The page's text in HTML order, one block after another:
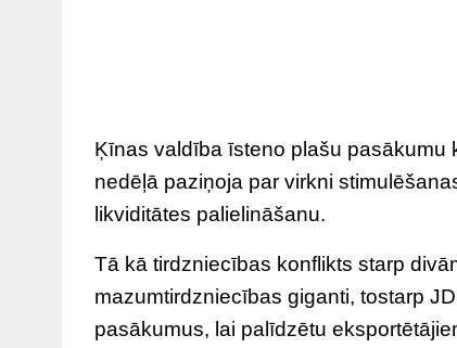
Ķīnas valdība īsteno plašu pasākumu
nedēļā paziņoja par virkni
likviditātes palielināšanu.
Tā kā tirdzniecības konflikts starp
mazumtirdzniecības giganti, tostarp
pasākumus, lai palīdzētu